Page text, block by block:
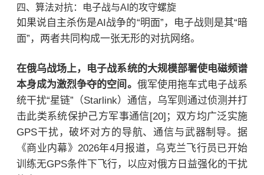
四、算法对抗：电子战与AI的攻守螺旋
如果说自主杀伤是AI战争的“明面”，电子战则是其“暗
面”，两者共同构成一张无形的对抗网络。
在俄乌战场上，电子战系统的大规模部署使电磁频谱
本身成为激烈争夺的空间。 俄军使用拖车式电子战系
统干扰“星链”（Starlink）通信，乌军则通过侦测并打
击此类系统保护己方军事通信[20]；双方均广泛实施
GPS干扰，破坏对方的导航、通信与武器制导。据
《商业内幕》2026年4月报道，乌克兰飞行员已开始
训练无GPS条件下飞行，以应对俄方日益强化的干扰